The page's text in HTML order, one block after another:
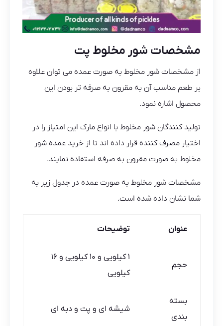
مشخصات شور مخلوط پت
از مشخصات شور مخلوط به صورت عمده می توان علاوه
بر طعم مناسب آن به مقرون به صرفه تر بودن این
محصول اشاره نمود.
تولید کنندگان شور مخلوط با انواع مارک این امتیاز را در
اختیار مصرف کننده قرار داده اند تا از خرید عمده شور
مخلوط به صورت مقرون به صرفه استفاده نمایند.
مشخصات شور مخلوط به صورت عمده در جدول زیر به
شما نشان داده شده است.
عنوان توضیحات
حجم
۱ کیلویی و ۱۰ کیلویی و ۱۶
کیلویی
بسته
بندی
شیشه ای و پت و دبه ای